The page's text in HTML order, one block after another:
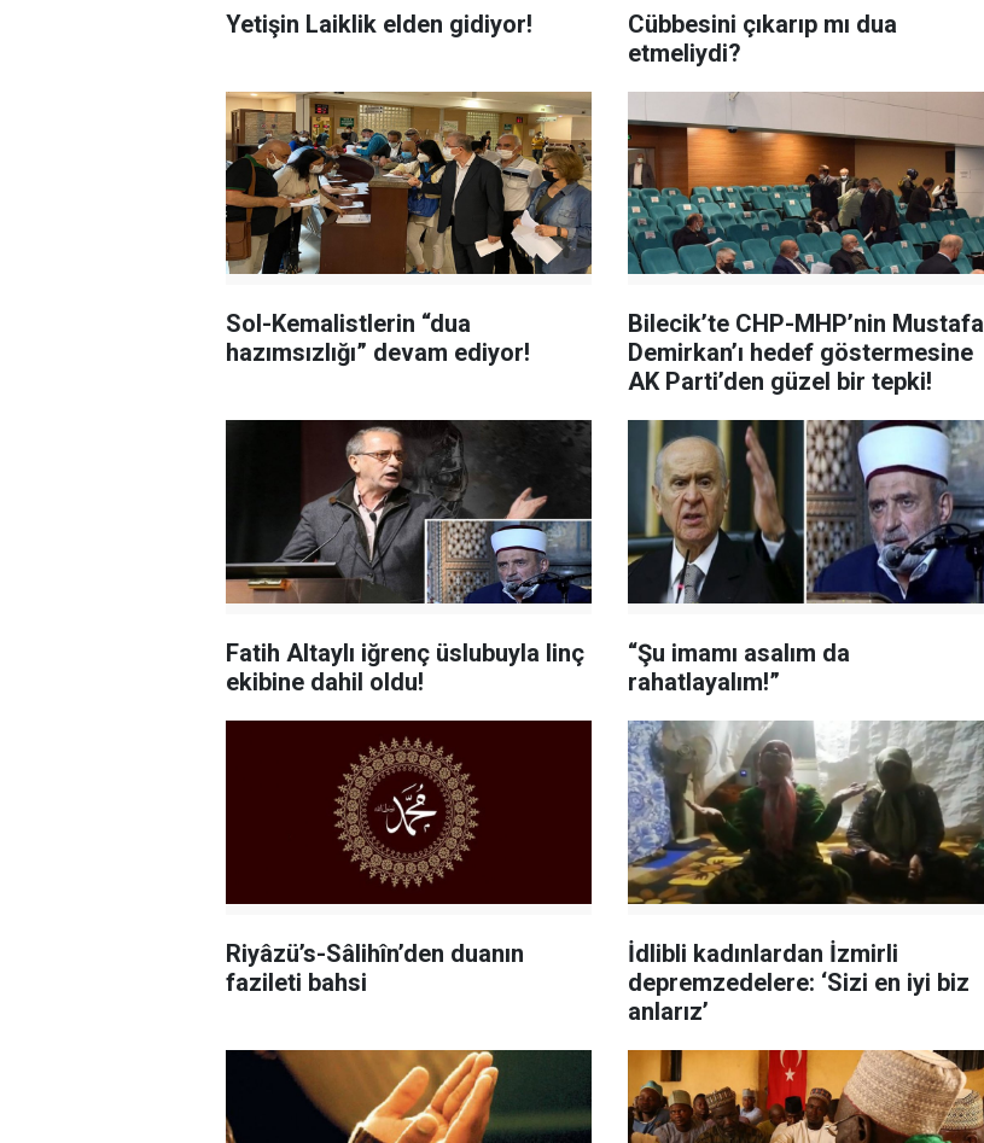
Yetişin Laiklik elden gidiyor!
Cübbesini çıkarıp mı dua
etmeliydi?
Sol-Kemalistlerin “dua
hazımsızlığı” devam ediyor!
Bilecik’te CHP-MHP’nin Mustafa
Demirkan’ı hedef göstermesine
AK Parti’den güzel bir tepki!
Fatih Altaylı iğrenç üslubuyla linç
ekibine dahil oldu!
“Şu imamı asalım da
rahatlayalım!”
Riyâzü’s-Sâlihîn’den duanın
fazileti bahsi
İdlibli kadınlardan İzmirli
depremzedelere: ‘Sizi en iyi biz
anlarız’